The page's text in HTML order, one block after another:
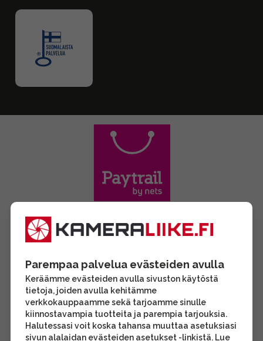
Parempaa palvelua evästeiden avulla
Keräämme evästeiden avulla sivuston käytöstä
tietoja, joiden avulla kehitämme
verkkokauppaamme sekä tarjoamme sinulle
kiinnostavampia tuotteita ja parempia tarjouksia.
Halutessasi voit koska tahansa muuttaa asetuksiasi
sivun alalaidan evästeiden asetukset -linkistä. Lue